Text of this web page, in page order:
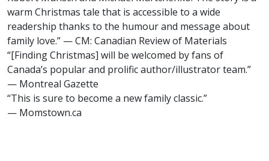
warm Christmas tale that is accessible to a wide
readership thanks to the humour and message about
family love.” — CM: Canadian Review of Materials
“[Finding Christmas] will be welcomed by fans of
Canada’s popular and prolific author/illustrator team.”
— Montreal Gazette
“This is sure to become a new family classic.”
— Momstown.ca